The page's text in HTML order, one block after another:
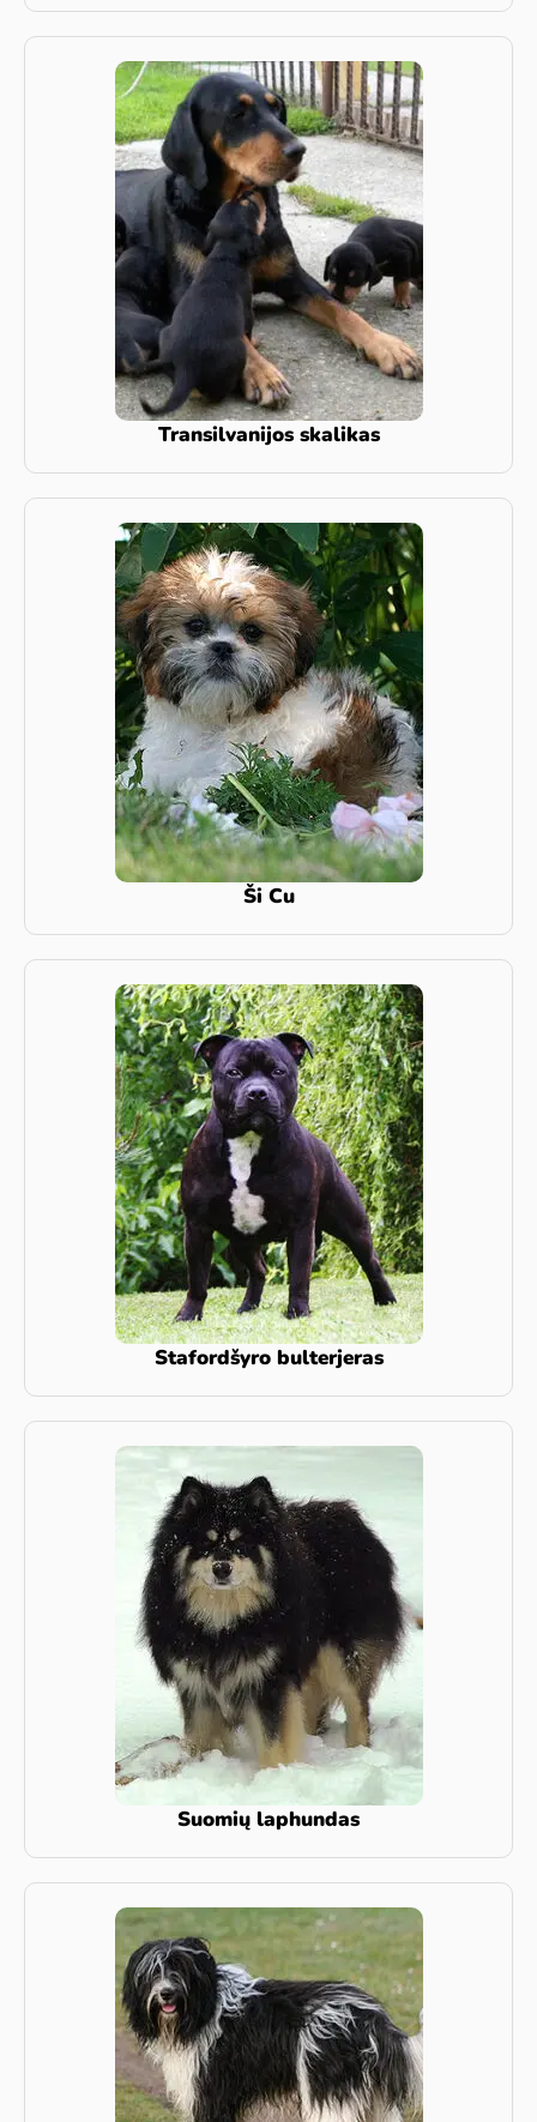
Transilvanijos skalikas
Ši Cu
Stafordšyro bulterjeras
Suomių laphundas